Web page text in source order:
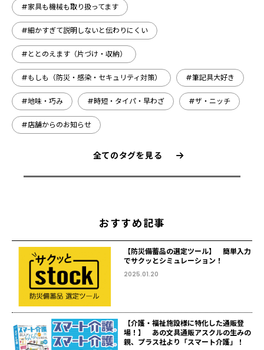
#家具も機械も取り扱ってます
#細かすぎて説明しないと伝わりにくい
#ととのえます（片づけ・収納）
#もしも（防災・感染・セキュリティ対策） #筆記具大好き
#地味・巧み #時短・タイパ・早わざ #ザ・ニッチ
#店舗からのお知らせ
全てのタグを見る
おすすめ記事
【防災備蓄品の選定ツール】 簡単入力
でサクッとシミュレーション！
2025.01.20
【介護・福祉施設様に特化した通販登
場！】 あの文具通販アスクルの生みの
親、プラス社より「スマート介護」！